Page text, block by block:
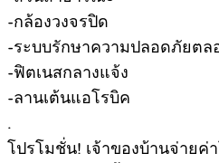
-กล้องวงจรปิด
-ระบบรักษาความปลอดภัยตล
-ฟิตเนสกลางแจ้ง
-ลานเต้นแอโรบิค
.
โปรโมชั่น! เจ้าของบ้านจ่าย